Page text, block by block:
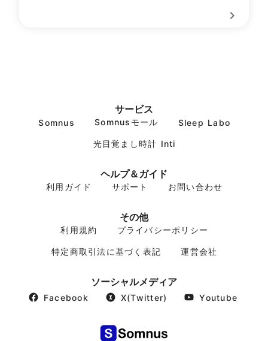
サービス
Somnus Somnusモール Sleep Labo
光目覚まし時計 Inti
ヘルプ＆ガイド
利用ガイド サポート お問い合わせ
その他
利用規約 プライバシーポリシー
特定商取引法に基づく表記 運営会社
ソーシャルメディア
Facebook X(Twitter) Youtube